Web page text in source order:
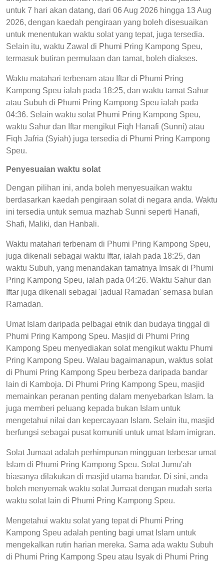
untuk 7 hari akan datang, dari 06 Aug 2026 hingga 13 Aug
2026, dengan kaedah pengiraan yang boleh disesuaikan
untuk menentukan waktu solat yang tepat, juga tersedia.
Selain itu, waktu Zawal di Phumi Pring Kampong Speu,
termasuk butiran permulaan dan tamat, boleh diakses.
Waktu matahari terbenam atau Iftar di Phumi Pring
Kampong Speu ialah pada 18:25, dan waktu tamat Sahur
atau Subuh di Phumi Pring Kampong Speu ialah pada
04:36. Selain waktu solat Phumi Pring Kampong Speu,
waktu Sahur dan Iftar mengikut Fiqh Hanafi (Sunni) atau
Fiqh Jafria (Syiah) juga tersedia di Phumi Pring Kampong
Speu.
Penyesuaian waktu solat
Dengan pilihan ini, anda boleh menyesuaikan waktu
berdasarkan kaedah pengiraan solat di negara anda. Waktu
ini tersedia untuk semua mazhab Sunni seperti Hanafi,
Shafi, Maliki, dan Hanbali.
Waktu matahari terbenam di Phumi Pring Kampong Speu,
juga dikenali sebagai waktu Iftar, ialah pada 18:25, dan
waktu Subuh, yang menandakan tamatnya Imsak di Phumi
Pring Kampong Speu, ialah pada 04:26. Waktu Sahur dan
Iftar juga dikenali sebagai 'jadual Ramadan' semasa bulan
Ramadan.
Umat Islam daripada pelbagai etnik dan budaya tinggal di
Phumi Pring Kampong Speu. Masjid di Phumi Pring
Kampong Speu menyediakan solat mengikut waktu Phumi
Pring Kampong Speu. Walau bagaimanapun, waktus solat
di Phumi Pring Kampong Speu berbeza daripada bandar
lain di Kamboja. Di Phumi Pring Kampong Speu, masjid
memainkan peranan penting dalam menyebarkan Islam. Ia
juga memberi peluang kepada bukan Islam untuk
mengetahui nilai dan kepercayaan Islam. Selain itu, masjid
berfungsi sebagai pusat komuniti untuk umat Islam imigran.
Solat Jumaat adalah perhimpunan mingguan terbesar umat
Islam di Phumi Pring Kampong Speu. Solat Jumu'ah
biasanya dilakukan di masjid utama bandar. Di sini, anda
boleh menyemak waktu solat Jumaat dengan mudah serta
waktu solat lain di Phumi Pring Kampong Speu.
Mengetahui waktu solat yang tepat di Phumi Pring
Kampong Speu adalah penting bagi umat Islam untuk
mengekalkan rutin harian mereka. Sama ada waktu Subuh
di Phumi Pring Kampong Speu atau Isyak di Phumi Pring